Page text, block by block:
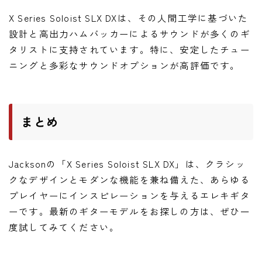
X Series Soloist SLX DXは、その人間工学に基づいた
設計と高出力ハムバッカーによるサウンドが多くのギ
タリストに支持されています。特に、安定したチュー
ニングと多彩なサウンドオプションが高評価です。
まとめ
Jacksonの「X Series Soloist SLX DX」は、クラシッ
クなデザインとモダンな機能を兼ね備えた、あらゆる
プレイヤーにインスピレーションを与えるエレキギタ
ーです。最新のギターモデルをお探しの方は、ぜひ一
度試してみてください。